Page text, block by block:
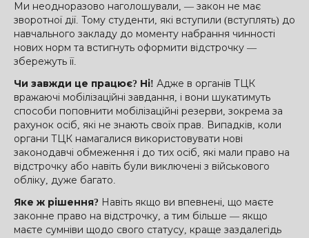
Ми неодноразово наголошували, — закон не має
зворотної дії. Тому студенти, які вступили (вступлять) до
навчального закладу до моменту набрання чинності
нових норм та встигнуть оформити відстрочку —
збережуть її.
Чи завжди це працює? Ні! Адже в органів ТЦК
вражаючі мобілізаційні завдання, і вони шукатимуть
способи поповнити мобілізаційні резерви, зокрема за
рахунок осіб, які не знають своїх прав. Випадків, коли
органи ТЦК намагалися використовувати нові
законодавчі обмеження і до тих осіб, які мали право на
відстрочку або навіть були виключені з військового
обліку, дуже багато.
Яке ж рішення? Навіть якщо ви впевнені, що маєте
законне право на відстрочку, а тим більше — якщо
маєте сумніви щодо свого статусу, краще заздалегідь